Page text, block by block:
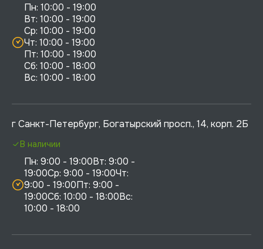
Пн: 10:00 - 19:00
Вт: 10:00 - 19:00
Ср: 10:00 - 19:00
Чт: 10:00 - 19:00
Пт: 10:00 - 19:00
Сб: 10:00 - 18:00
г Санкт-Петербург, Богатырский просп., 14, корп. 2Б
Пн: 9:00 - 19:00Вт: 9:00 -
19:00Ср: 9:00 - 19:00Чт:
9:00 - 19:00Пт: 9:00 -
19:00Сб: 10:00 - 18:00Вс:
10:00 - 18:00
В наличии